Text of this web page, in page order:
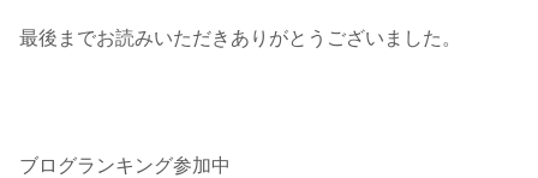
最後までお読みいただきありがとうございました。
ブログランキング参加中